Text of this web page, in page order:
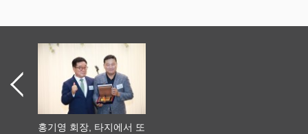
홍기영 회장, 타지에서 또